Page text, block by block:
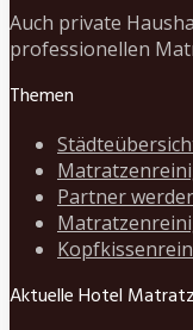
Auch private
professionellen
Themen
Partner
Aktuelle Hotel